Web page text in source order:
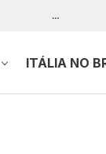
…
ITÁLIA NO